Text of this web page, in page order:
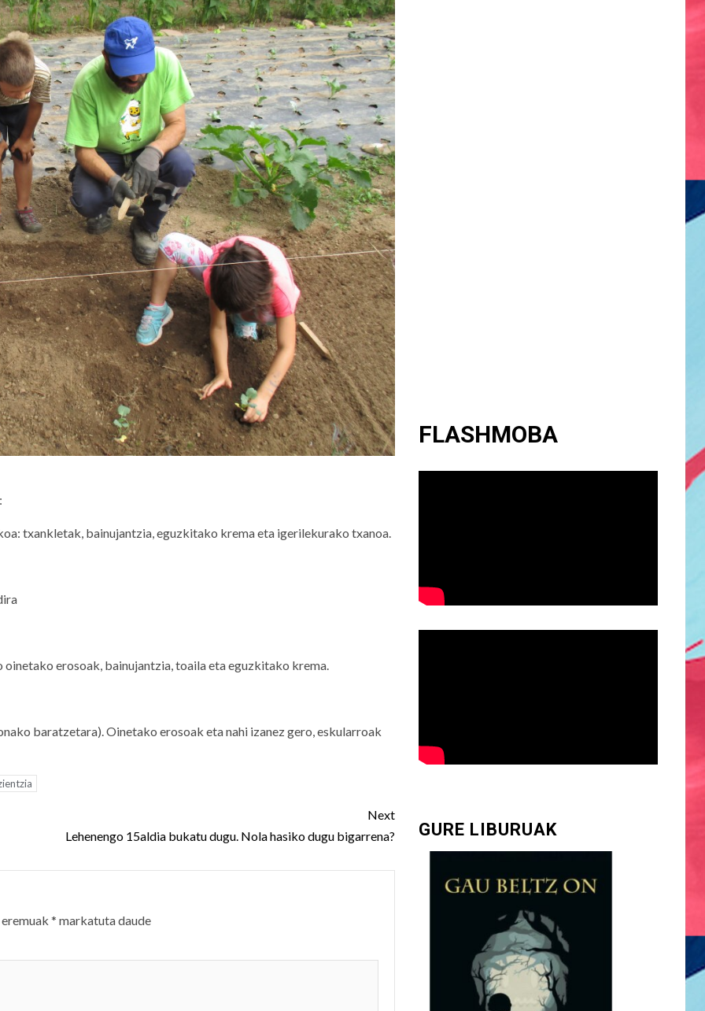
txankletak, bainujantzia, eguzkitako krema eta igerilekurako txanoa.
erosoak, bainujantzia, toaila eta eguzkitako krema.
baratzetara). Oinetako erosoak eta nahi izanez gero, eskularroak
Next
Lehenengo 15aldia bukatu dugu. Nola hasiko dugu bigarrena?
* markatuta daude
FLASHMOBA
GURE LIBURUAK